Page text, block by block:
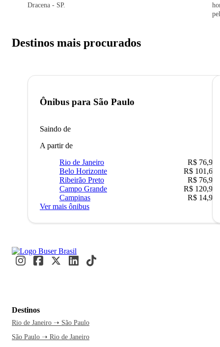
Dracena - SP.
Destinos mais procurados
Ônibus para São Paulo
Saindo de
A partir de
Rio de Janeiro
R$ 76,90
Belo Horizonte
R$ 101,67
Ribeirão Preto
R$ 76,90
Campo Grande
R$ 120,90
Campinas
R$ 14,90
Ver mais ônibus
Destinos
Rio de Janeiro ➝ São Paulo
São Paulo ➝ Rio de Janeiro